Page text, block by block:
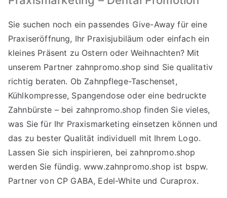
Sie suchen noch ein passendes Give-Away für eine
Praxiseröffnung, Ihr Praxisjubiläum oder einfach ein
kleines Präsent zu Ostern oder Weihnachten? Mit
unserem Partner zahnpromo.shop sind Sie qualitativ
richtig beraten. Ob Zahnpflege-Taschenset,
Kühlkompresse, Spangendose oder eine bedruckte
Zahnbürste – bei zahnpromo.shop finden Sie vieles,
was Sie für Ihr Praxismarketing einsetzen können und
das zu bester Qualität individuell mit Ihrem Logo.
Lassen Sie sich inspirieren, bei zahnpromo.shop
werden Sie fündig. www.zahnpromo.shop ist bspw.
Partner von CP GABA, Edel-White und Curaprox.